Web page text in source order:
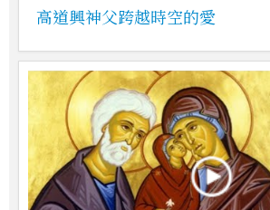
高道興神父跨越時空的愛